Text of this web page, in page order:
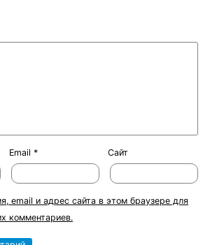
Email * Сайт
email и адрес сайта в этом браузере для
комментариев.